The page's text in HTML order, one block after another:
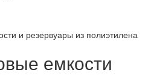
емкости